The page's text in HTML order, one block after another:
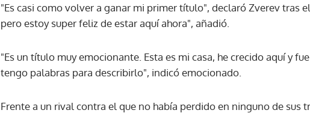
Gracias por suscribirte a nuestro
"Es casi como volver a ganar mi primer título", declaró Zverev tras
pero estoy super feliz de estar aquí ahora", añadió.
"Es un título muy emocionante. Esta es mi casa, he crecido aquí y
tengo palabras para describirlo", indicó emocionado.
Frente a un rival contra el que no había perdido en ninguno de sus